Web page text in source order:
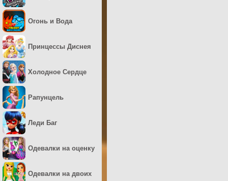
Огонь и Вода
Принцессы Диснея
Холодное Сердце
Рапунцель
Леди Баг
Одевалки на оценку
Одевалки на двоих